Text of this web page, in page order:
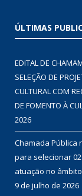
ÚLTIMAS
EDITAL DE
SELEÇÃO DE
CULTURAL COM
DE FOMENTO À
2026
Chamada Pública
para selecionar
atuação no âmbito
9 de julho de 2026